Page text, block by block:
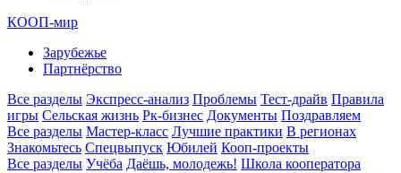
КООП-мир
Зарубежье
Партнёрство
Все разделы Экспресс-анализ Проблемы Тест-драйв Правила
игры Сельская жизнь Рк-бизнес Документы Поздравляем
Все разделы Мастер-класс Лучшие практики В регионах
Знакомьтесь Спецвыпуск Юбилей Кооп-проекты
Все разделы Учёба Даёшь, молодежь! Школа кооператора